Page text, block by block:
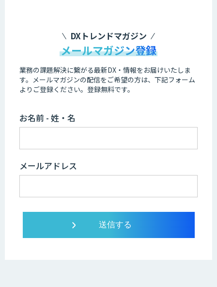
DXトレンドマガジン
メールマガジン登録
業務の課題解決に繋がる最新DX・情報をお届けいたしま
す。 メールマガジンの配信をご希望の方は、下記フォーム
よりご登録ください。登録無料です。
お名前 - 姓・名
メールアドレス